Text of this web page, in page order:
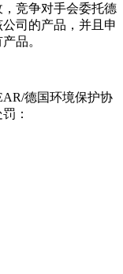
竞争对手会委托德
司的产品，并且申
品。
德国环境保护协
：